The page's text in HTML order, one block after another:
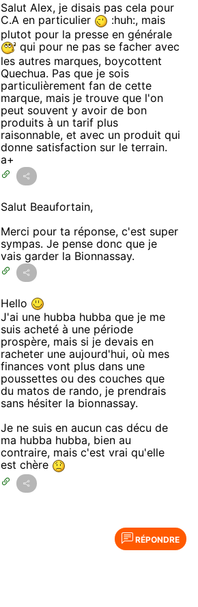
Salut Alex, je disais pas cela pour
C.A en particulier
:huh:, mais
plutot pour la presse en générale
qui pour ne pas se facher avec
les autres marques, boycottent
Quechua. Pas que je sois
particulièrement fan de cette
marque, mais je trouve que l'on
peut souvent y avoir de bon
produits à un tarif plus
raisonnable, et avec un produit qui
donne satisfaction sur le terrain.
a+
Salut Beaufortain,
Merci pour ta réponse, c'est super
sympas. Je pense donc que je
vais garder la Bionnassay.
Hello
J'ai une hubba hubba que je me
suis acheté à une période
prospère, mais si je devais en
racheter une aujourd'hui, où mes
finances vont plus dans une
poussettes ou des couches que
du matos de rando, je prendrais
sans hésiter la bionnassay.
Je ne suis en aucun cas décu de
ma hubba hubba, bien au
contraire, mais c'est vrai qu'elle
est chère
RÉPONDRE